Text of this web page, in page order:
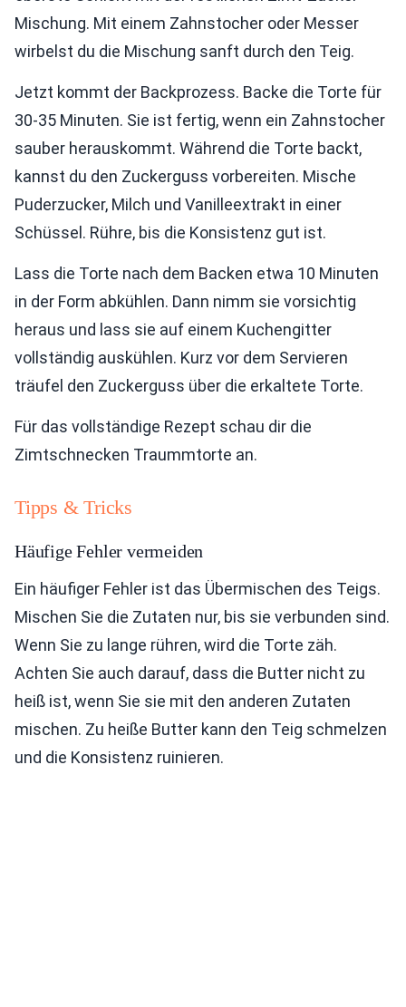
Mischung. Mit einem Zahnstocher oder Messer
wirbelst du die Mischung sanft durch den Teig.
Jetzt kommt der Backprozess. Backe die Torte für
30-35 Minuten. Sie ist fertig, wenn ein Zahnstocher
sauber herauskommt. Während die Torte backt,
kannst du den Zuckerguss vorbereiten. Mische
Puderzucker, Milch und Vanilleextrakt in einer
Schüssel. Rühre, bis die Konsistenz gut ist.
Lass die Torte nach dem Backen etwa 10 Minuten
in der Form abkühlen. Dann nimm sie vorsichtig
heraus und lass sie auf einem Kuchengitter
vollständig auskühlen. Kurz vor dem Servieren
träufel den Zuckerguss über die erkaltete Torte.
Für das vollständige Rezept schau dir die
Zimtschnecken Traummtorte an.
Tipps & Tricks
Häufige Fehler vermeiden
Ein häufiger Fehler ist das Übermischen des Teigs.
Mischen Sie die Zutaten nur, bis sie verbunden sind.
Wenn Sie zu lange rühren, wird die Torte zäh.
Achten Sie auch darauf, dass die Butter nicht zu
heiß ist, wenn Sie sie mit den anderen Zutaten
mischen. Zu heiße Butter kann den Teig schmelzen
und die Konsistenz ruinieren.